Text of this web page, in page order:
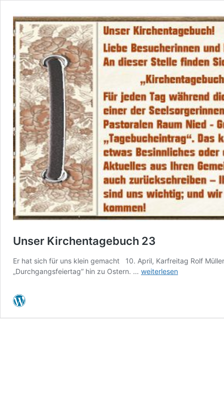
Unser Kirchentagebuch 23
Er hat sich für uns klein gemacht 10. April, Karfreitag Rolf
„Durchgangsfeiertag“ hin zu Ostern. … Unser
weiterlesen